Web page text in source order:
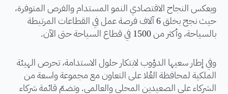
ويعكس النجاح الاقتصادي النمو المستدام والفرص المتوفرة،
حيث نجح بخلق 6 آلاف فرصة عمل في القطاعات المرتبطة
بالسياحة، وأكثر من 1500 في قطاع السياحة حتى الآن.
وفي إطار سعيها الدؤوب لابتكار حلول الاستدامة، تحرص الهيئة
الملكية لمحافظة العُلا على التعاون مع مجموعة واسعة من
الشركاء على الصعيدين المحلي والعالمي. وتضمّ قائمة شركاء